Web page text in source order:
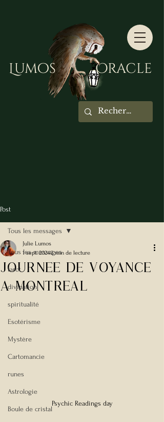
Lumos Oracle
Post
Tous les messages
tarot
divination
spiritualité
Esotérisme
Mystère
Cartomancie
runes
Astrologie
Boule de cristal
Tous les messages
Journee de voyance
a montreal
Julie Lumos
1 sept. 20242 min de lecture
Psychic Readings day